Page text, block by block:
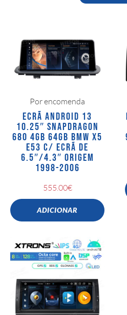
Por encomenda
ECRÃ ANDROID 13
10.25″ SNAPDRAGON
680 4GB 64GB BMW X5
E53 C/ ECRÃ DE
6.5″/4.3″ ORIGEM
1998-2006
555.00€
ADICIONAR